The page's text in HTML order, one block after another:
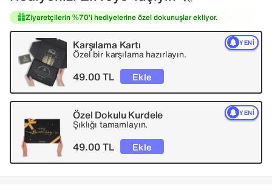
Ziyaretçilerin %70’i hediyelerine özel dokunuşlar ekliyor.
Karşılama Kartı YENI
Özel bir karşılama hazırlayın.
49.00 TL Ekle
Özel Dokulu Kurdele YENI
Şıklığı tamamlayın.
49.00 TL Ekle